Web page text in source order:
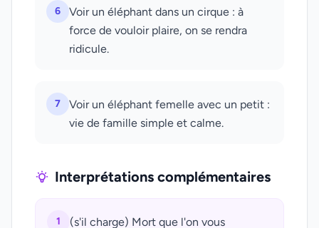
6
Voir un éléphant dans un cirque : à
force de vouloir plaire, on se rendra
ridicule.
7
Voir un éléphant femelle avec un petit :
vie de famille simple et calme.
Interprétations complémentaires
1 (s'il charge) Mort que l'on vous